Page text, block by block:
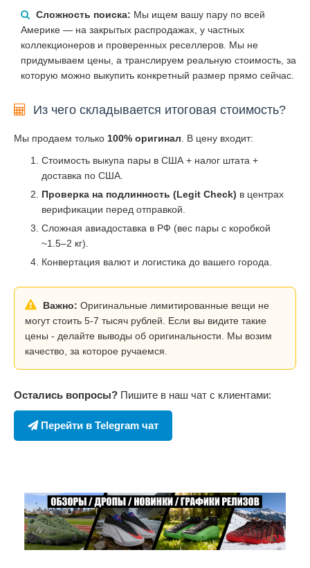
Сложность поиска: Мы ищем вашу пару по всей
Америке — на закрытых распродажах, у частных
коллекционеров и проверенных реселлеров. Мы не
придумываем цены, а транслируем реальную стоимость, за
которую можно выкупить конкретный размер прямо сейчас.
Из чего складывается итоговая стоимость?
Мы продаем только 100% оригинал . В цену входит:
Стоимость выкупа пары в США + налог штата +
доставка по США.
Проверка на подлинность (Legit Check) в центрах
верификации перед отправкой.
Сложная авиадоставка в РФ (вес пары с коробкой
~1.5–2 кг).
Конвертация валют и логистика до вашего города.
Важно: Оригинальные лимитированные вещи не
могут стоить 5-7 тысяч рублей. Если вы видите такие
цены - делайте выводы об оригинальности. Мы возим
качество, за которое ручаемся.
Остались вопросы? Пишите в наш чат с клиентами:
Перейти в Telegram чат